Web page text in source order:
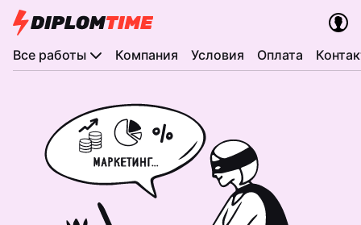
Все работы Компания Условия Оплата